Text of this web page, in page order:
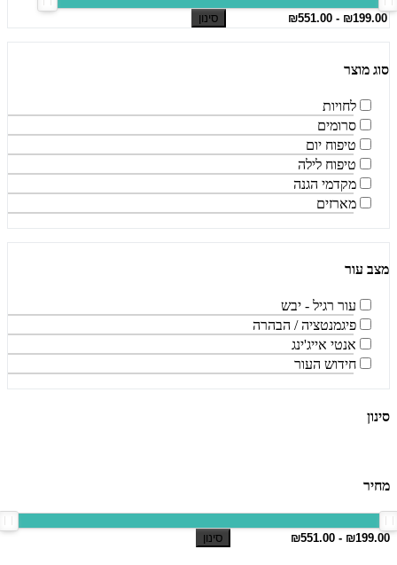
סינון
סוג מוצר
לחויות
סרומים
טיפוח יום
טיפוח לילה
מקדמי הגנה
מארזים
מצב עור
עור רגיל - יבש
פיגמנטציה / הבהרה
אנטי אייג'ינג
חידוש העור
סינון
מחיר
סינון